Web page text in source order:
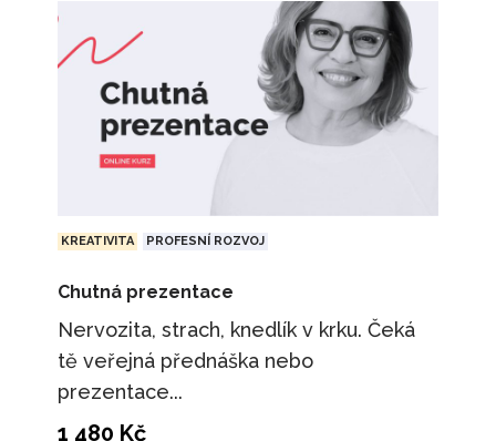
KREATIVITA PROFESNÍ ROZVOJ
Chutná prezentace
Nervozita, strach, knedlík v krku. Čeká
tě veřejná přednáška nebo
prezentace...
1 480 Kč